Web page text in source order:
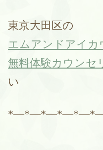
東京大田区の
エムアンドアイカ
無料体験カウンセ
い